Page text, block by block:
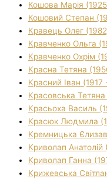
Кошова Марія
Кошовий Степан
Кравець Олег
Кравченко Ольга
Кравченко Охрім
Красна Тетяна
Красний Іван (1917
Красовська
Красьоха Василь
Красюк Людмила
Кремницька
Криволап Анатолій
Криволап Ганна
Крижевська